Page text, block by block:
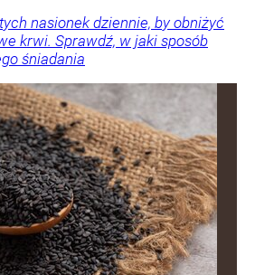
nasionek dziennie, by obniżyć
krwi. Sprawdź, w jaki sposób
śniadania